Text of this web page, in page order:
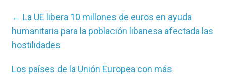
← La UE libera 10 millones de euros en ayuda
humanitaria para la población libanesa afectada las
hostilidades
Los países de la Unión Europea con más